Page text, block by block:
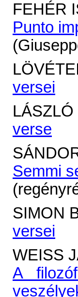
FEHÉR
Punto
versei
verse
Semmi
SIMON
versei
WEISS
A